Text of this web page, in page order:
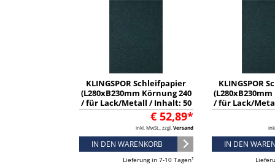
KLINGSPOR Schleifpapier
(L280xB230mm Körnung 240
/ für Lack/Metall / Inhalt: 50
Stück) - 2003€ 52,89*
inkl. MwSt., zzgl. Versand
IN DEN WARENKORB
Lieferung in 7-10 Tagen¹
KLINGSPOR
/ für Lack/
Stück) -
IN DEN